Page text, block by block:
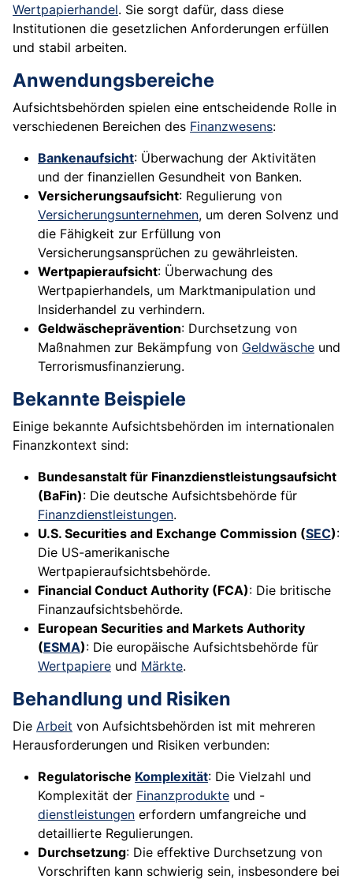
Wertpapierhandel. Sie sorgt dafür, dass diese
Institutionen die gesetzlichen Anforderungen erfüllen
und stabil arbeiten.
Anwendungsbereiche
Aufsichtsbehörden spielen eine entscheidende Rolle in
verschiedenen Bereichen des Finanzwesens:
Bankenaufsicht: Überwachung der Aktivitäten
und der finanziellen Gesundheit von Banken.
Versicherungsaufsicht: Regulierung von
Versicherungsunternehmen, um deren Solvenz und
die Fähigkeit zur Erfüllung von
Versicherungsansprüchen zu gewährleisten.
Wertpapieraufsicht: Überwachung des
Wertpapierhandels, um Marktmanipulation und
Insiderhandel zu verhindern.
Geldwäscheprävention: Durchsetzung von
Maßnahmen zur Bekämpfung von Geldwäsche und
Terrorismusfinanzierung.
Bekannte Beispiele
Einige bekannte Aufsichtsbehörden im internationalen
Finanzkontext sind:
Bundesanstalt für Finanzdienstleistungsaufsicht
(BaFin): Die deutsche Aufsichtsbehörde für
Finanzdienstleistungen.
U.S. Securities and Exchange Commission (SEC):
Die US-amerikanische
Wertpapieraufsichtsbehörde.
Financial Conduct Authority (FCA): Die britische
Finanzaufsichtsbehörde.
European Securities and Markets Authority
(ESMA): Die europäische Aufsichtsbehörde für
Wertpapiere und Märkte.
Behandlung und Risiken
Die Arbeit von Aufsichtsbehörden ist mit mehreren
Herausforderungen und Risiken verbunden:
Regulatorische Komplexität: Die Vielzahl und
Komplexität der Finanzprodukte und -
dienstleistungen erfordern umfangreiche und
detaillierte Regulierungen.
Durchsetzung: Die effektive Durchsetzung von
Vorschriften kann schwierig sein, insbesondere bei